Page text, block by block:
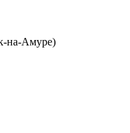
на-Амуре)